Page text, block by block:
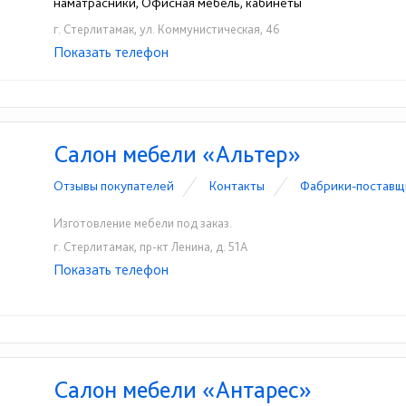
г. Стерлитамак, ул. Коммунистическая, 46
☎+7-917-477-26-23
Показать телефон
Салон мебели «Альтер»
Отзывы покупателей Контакты Фабрики-
Изготовление мебели под заказ.
г. Стерлитамак, пр-кт Ленина, д. 51А
☎+7(3473)43-86-64
Показать телефон
Салон мебели «Антарес»